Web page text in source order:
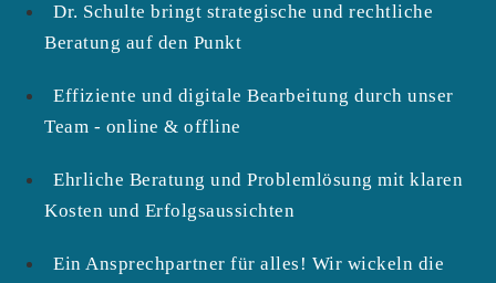
Dr. Schulte bringt strategische und rechtliche
Beratung auf den Punkt
Effiziente und digitale Bearbeitung durch unser
Team - online & offline
Ehrliche Beratung und Problemlösung mit klaren
Kosten und Erfolgsaussichten
Ein Ansprechpartner für alles! Wir wickeln die